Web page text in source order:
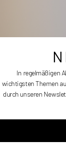
OHNE
In regelmäßigen
wichtigsten Themen
durch unseren